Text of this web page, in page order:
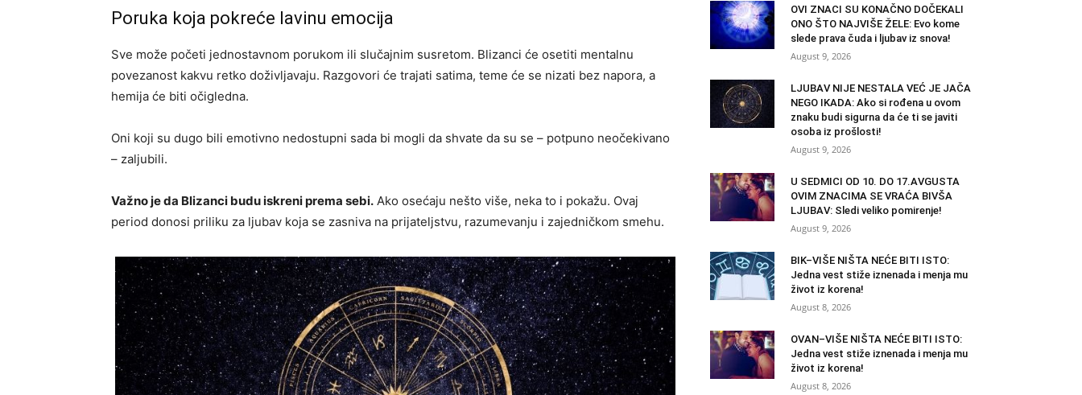
Poruka koja pokreće lavinu emocija
Sve može početi jednostavnom porukom ili slučajnim susretom. Blizanci će osetiti mentalnu
povezanost kakvu retko doživljavaju. Razgovori će trajati satima, teme će se nizati bez napora, a
hemija će biti očigledna.
Oni koji su dugo bili emotivno nedostupni sada bi mogli da shvate da su se – potpuno neočekivano
– zaljubili.
Važno je da Blizanci budu iskreni prema sebi. Ako osećaju nešto više, neka to i pokažu. Ovaj
period donosi priliku za ljubav koja se zasniva na prijateljstvu, razumevanju i zajedničkom smehu.
OVI ZNACI SU KONAČNO DOČEKALI
ONO ŠTO NAJVIŠE ŽELE: Evo kome
slede prava čuda i ljubav iz snova!
August 9, 2026
LJUBAV NIJE NESTALA VEĆ JE JAČA
NEGO IKADA: Ako si rođena u ovom
znaku budi sigurna da će ti se javiti
osoba iz prošlosti!
August 9, 2026
U SEDMICI OD 10. DO 17.AVGUSTA
OVIM ZNACIMA SE VRAĆA BIVŠA
LJUBAV: Sledi veliko pomirenje!
August 9, 2026
BIK–VIŠE NIŠTA NEĆE BITI ISTO:
Jedna vest stiže iznenada i menja mu
život iz korena!
August 8, 2026
OVAN–VIŠE NIŠTA NEĆE BITI ISTO:
Jedna vest stiže iznenada i menja mu
život iz korena!
August 8, 2026